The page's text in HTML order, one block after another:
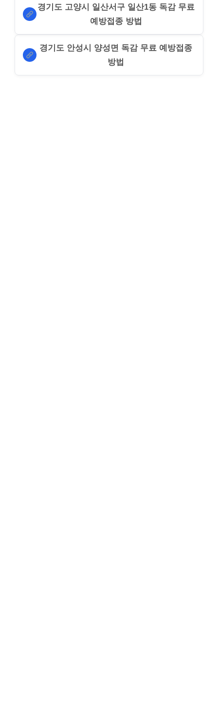
경기도 고양시 일산서구 일산1동 독감 무료
예방접종 방법
경기도 안성시 양성면 독감 무료 예방접종
방법